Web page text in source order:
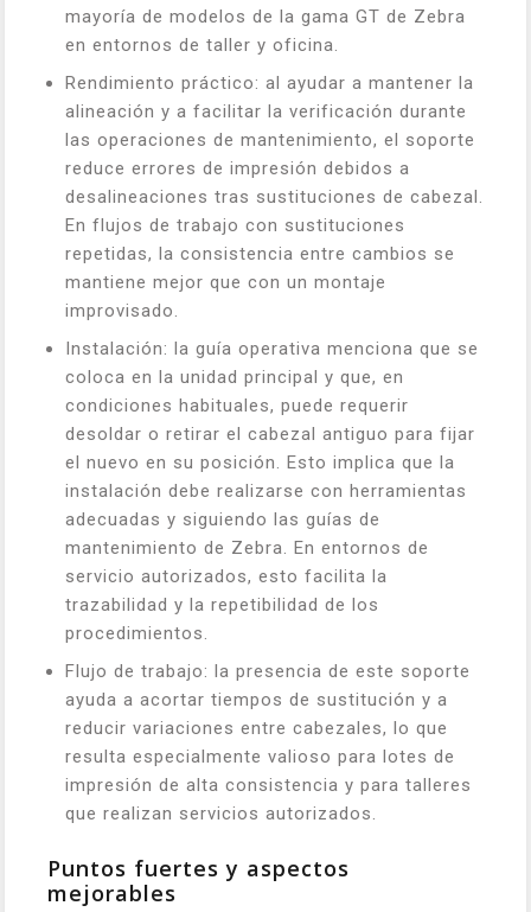
mayoría de modelos de la gama GT de Zebra
en entornos de taller y oficina.
Rendimiento práctico: al ayudar a mantener la
alineación y a facilitar la verificación durante
las operaciones de mantenimiento, el soporte
reduce errores de impresión debidos a
desalineaciones tras sustituciones de cabezal.
En flujos de trabajo con sustituciones
repetidas, la consistencia entre cambios se
mantiene mejor que con un montaje
improvisado.
Instalación: la guía operativa menciona que se
coloca en la unidad principal y que, en
condiciones habituales, puede requerir
desoldar o retirar el cabezal antiguo para fijar
el nuevo en su posición. Esto implica que la
instalación debe realizarse con herramientas
adecuadas y siguiendo las guías de
mantenimiento de Zebra. En entornos de
servicio autorizados, esto facilita la
trazabilidad y la repetibilidad de los
procedimientos.
Flujo de trabajo: la presencia de este soporte
ayuda a acortar tiempos de sustitución y a
reducir variaciones entre cabezales, lo que
resulta especialmente valioso para lotes de
impresión de alta consistencia y para talleres
que realizan servicios autorizados.
Puntos fuertes y aspectos
mejorables